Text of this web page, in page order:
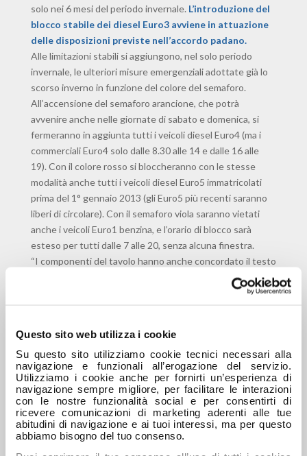
Questo sito web utilizza i cookie
Su questo sito utilizziamo cookie tecnici necessari alla
navigazione e funzionali all’erogazione del servizio.
Utilizziamo i cookie anche per fornirti un’esperienza di
navigazione sempre migliore, per facilitare le interazioni
con le nostre funzionalità social e per consentirti di
ricevere comunicazioni di marketing aderenti alle tue
abitudini di navigazione e ai tuoi interessi, ma per questo
abbiamo bisogno del tuo consenso.
solo nei 6 mesi del periodo invernale. L’introduzione del
blocco stabile dei diesel Euro3 avviene in attuazione
delle disposizioni previste nell’accordo padano.
Alle limitazioni stabili si aggiungono, nel solo periodo
invernale, le ulteriori misure emergenziali adottate già lo
scorso inverno in funzione del colore del semaforo.
All’accensione del semaforo arancione, che potrà
avvenire anche nelle giornate di sabato e domenica, si
fermeranno in aggiunta tutti i veicoli diesel Euro4 (ma i
commerciali Euro4 solo dalle 8.30 alle 14 e dalle 16 alle
19). Con il colore rosso si bloccheranno con le stesse
modalità anche tutti i veicoli diesel Euro5 immatricolati
prima del 1° gennaio 2013 (gli Euro5 più recenti saranno
liberi di circolare). Con il semaforo viola saranno vietati
anche i veicoli Euro1 benzina, e l’orario di blocco sarà
esteso per tutti dalle 7 alle 20, senza alcuna finestra.
“I componenti del tavolo hanno anche concordato il testo
di un ordine del giorno” spiega il vicesindaco Marocco, “da
sottoporre all’approvazione del Consiglio metropolitano e
fine direperire risorseper il trasporto pubblico locale e
per la sostituzione dei veicoli commerciali più vecchi”.
27 Luglio 2018
ARTICOLI RECENTI